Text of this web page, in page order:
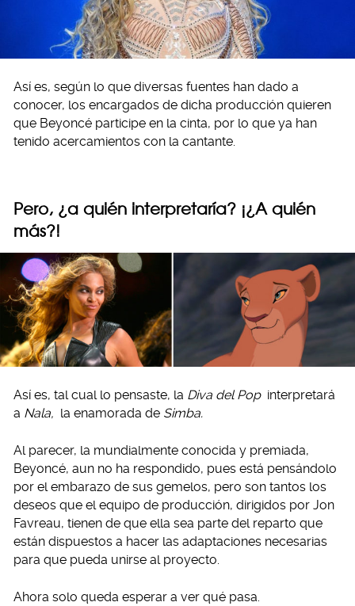
Así es, según lo que diversas fuentes han dado a
conocer, los encargados de dicha producción quieren
que Beyoncé participe en la cinta, por lo que ya han
tenido acercamientos con la cantante.
Pero, ¿a quién interpretaría? ¡¿A quién
más?!
Así es, tal cual lo pensaste, la Diva del Pop interpretará
a Nala, la enamorada de Simba.
Al parecer, la mundialmente conocida y premiada,
Beyoncé, aun no ha respondido, pues está pensándolo
por el embarazo de sus gemelos, pero son tantos los
deseos que el equipo de producción, dirigidos por Jon
Favreau, tienen de que ella sea parte del reparto que
están dispuestos a hacer las adaptaciones necesarias
para que pueda unirse al proyecto.
Ahora solo queda esperar a ver qué pasa.